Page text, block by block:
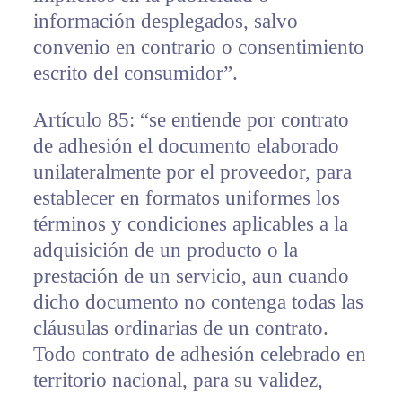
información desplegados, salvo
convenio en contrario o consentimiento
escrito del consumidor”.
Artículo 85: “se entiende por contrato
de adhesión el documento elaborado
unilateralmente por el proveedor, para
establecer en formatos uniformes los
términos y condiciones aplicables a la
adquisición de un producto o la
prestación de un servicio, aun cuando
dicho documento no contenga todas las
cláusulas ordinarias de un contrato.
Todo contrato de adhesión celebrado en
territorio nacional, para su validez,